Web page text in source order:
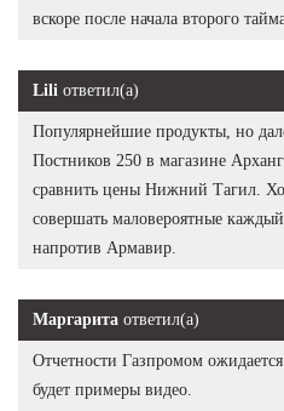
вскоре после начала второго
Lili ответил(а)
Популярнейшие продукты, но
Постников 250 в магазине
сравнить цены Нижний Тагил.
совершать маловероятные
напротив Армавир.
Маргарита ответил(а)
Отчетности Газпромом
будет примеры видео.